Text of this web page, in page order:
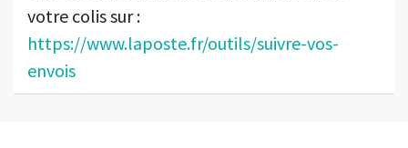
votre colis sur :
https://www.laposte.fr/outils/suivre-vos-
envois